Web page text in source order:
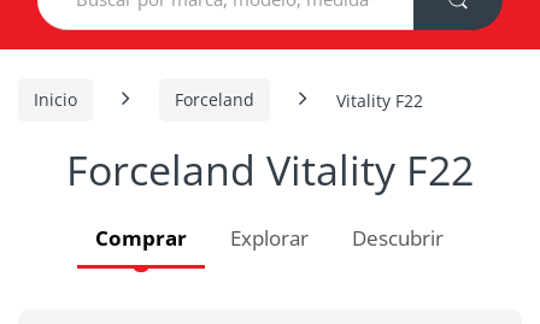
Inicio Forceland Vitality F22
Forceland Vitality F22
Comprar Explorar Descubrir